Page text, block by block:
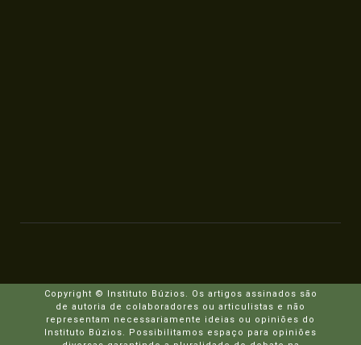
Copyright © Instituto Búzios. Os artigos assinados são
de autoria de colaboradores ou articulistas e não
representam necessariamente ideias ou opiniões do
Instituto Búzios. Possibilitamos espaço para opiniões